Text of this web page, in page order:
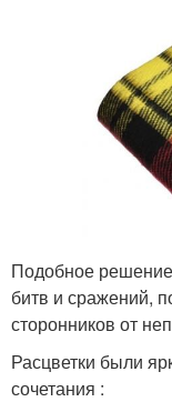
Подобное
битв и сражений,
сторонников от
Расцветки были
сочетания :